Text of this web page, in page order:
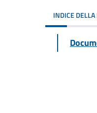
INDICE